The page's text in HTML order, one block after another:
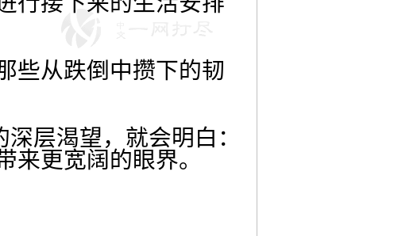
些从跌倒中攒下的韧
层渴望，就会明白：
更宽阔的眼界。